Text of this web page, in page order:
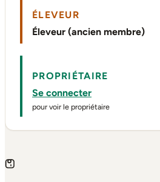
ÉLEVEUR
Éleveur (ancien membre)
PROPRIÉTAIRE
Se connecter
pour voir le propriétaire